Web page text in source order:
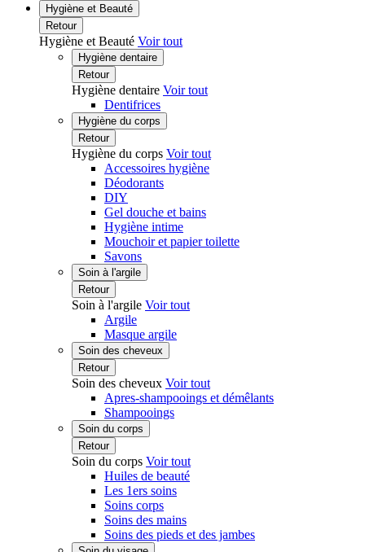
Hygiène et Beauté
Retour
Hygiène et Beauté Voir tout
Hygiène dentaire
Retour
Hygiène dentaire Voir tout
Dentifrices
Hygiène du corps
Retour
Hygiène du corps Voir tout
Accessoires hygiène
Déodorants
DIY
Gel douche et bains
Hygiène intime
Mouchoir et papier toilette
Savons
Soin à l'argile
Retour
Soin à l'argile Voir tout
Argile
Masque argile
Soin des cheveux
Retour
Soin des cheveux Voir tout
Apres-shampooings et démêlants
Shampooings
Soin du corps
Retour
Soin du corps Voir tout
Huiles de beauté
Les 1ers soins
Soins corps
Soins des mains
Soins des pieds et des jambes